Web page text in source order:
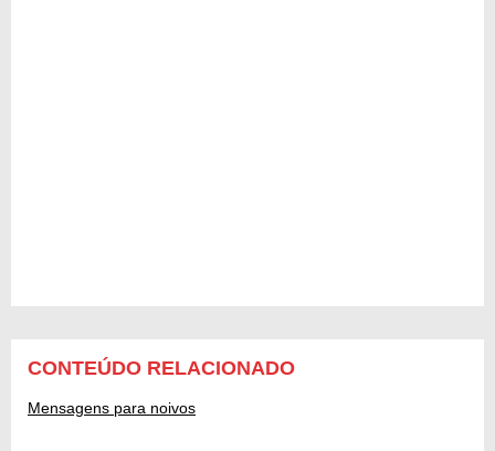
CONTEÚDO RELACIONADO
Mensagens para noivos